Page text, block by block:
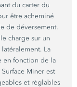
du carter du
être acheminé
de déversement,
charge sur un
La
en fonction de la
Miner est
et réglables